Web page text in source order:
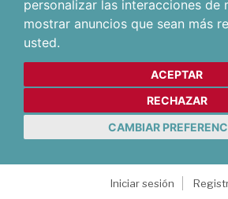
personalizar las interacciones de
mostrar anuncios que sean más
usted.
ACEPTAR
RECHAZAR
CAMBIAR
Iniciar sesión